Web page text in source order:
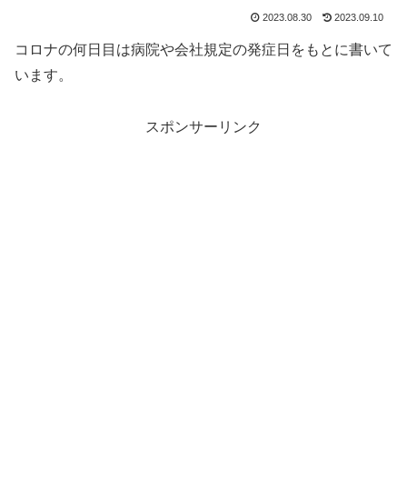
2023.08.30 2023.09.10
コロナの何日目は病院や会社規定の発症日をもとに書いて
います。
スポンサーリンク